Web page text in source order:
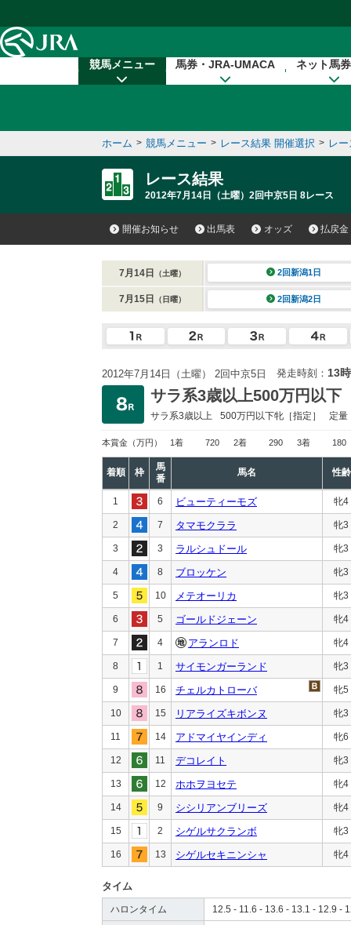
競馬メニュー 馬券・JRA-UMACA ネット馬
ホーム > 競馬メニュー > レース結果 開催選択 > レ
レース結果
2012年7月14日（土曜）2回中京5日 8レース
開催お知らせ 出馬表 オッズ 払戻金
7月14日 （土曜） 2回新潟1日
7月15日 （日曜） 2回新潟2日
2012年7月14日（土曜） 2回中京5日 発走時刻： 13
サラ系3歳以上500万円以下
サラ系3歳以上 500万円以下牝［指定］ 定量
本賞金 （万円） 1着 720 2着 290 3着 180
着順 枠
馬
番
馬名 性齢
1 6 ビューティーモズ 牝4
2 7 タマモクララ 牝3
3 3 ラルシュドール 牝3
4 8 ブロッケン 牝3
5 10 メテオーリカ 牝3
6 5 ゴールドジェーン 牝4
7 4 アランロド 牝4
8 1 サイモンガーランド 牝3
9 16 チェルカトローバ 牝5
10 15 リアライズキボンヌ 牝3
11 14 アドマイヤインディ 牝6
12 11 デコレイト 牝3
13 12 ホホヲヨセテ 牝4
14 9 シシリアンブリーズ 牝4
15 2 シゲルサクランボ 牝3
16 13 シゲルセキニンシャ 牝4
タイム
ハロンタイム 12.5 - 11.6 - 13.6 - 13.1 - 12.9 -